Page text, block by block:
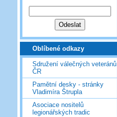
Oblíbené odkazy
Sdružení válečných veteránů
ČR
Pamětní desky - stránky
Vladimíra Štrupla
Asociace nositelů
legionářských tradic